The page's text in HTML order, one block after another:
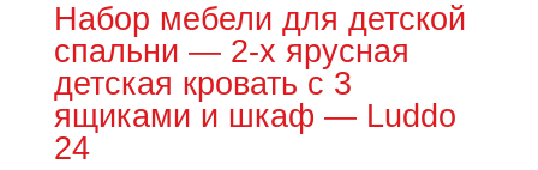
Набор мебели для детской
спальни — 2-х ярусная
детская кровать с 3
ящиками и шкаф — Luddo
24